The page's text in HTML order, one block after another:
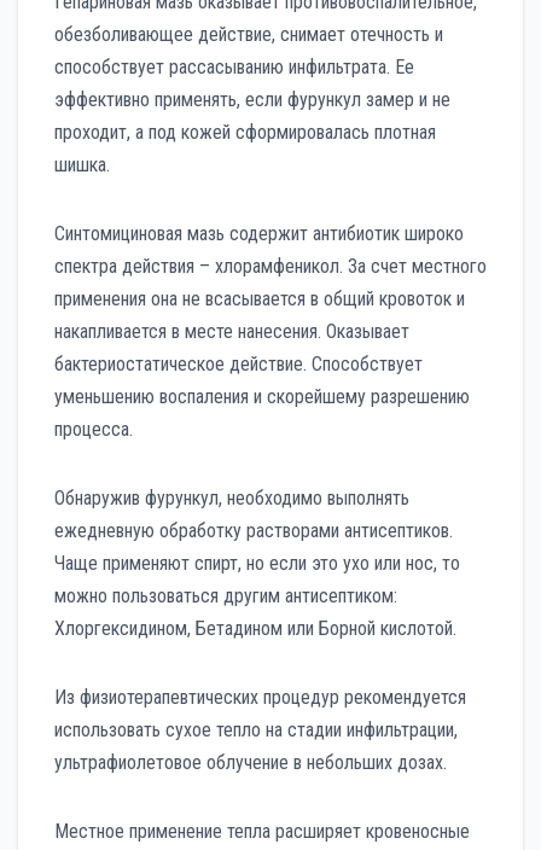
обезболивающее действие, снимает отечность и
способствует рассасыванию инфильтрата. Ее
эффективно применять, если фурункул замер и не
проходит, а под кожей сформировалась плотная
шишка.
Синтомициновая мазь содержит антибиотик широко
спектра действия – хлорамфеникол. За счет местного
применения она не всасывается в общий кровоток и
накапливается в месте нанесения. Оказывает
бактериостатическое действие. Способствует
уменьшению воспаления и скорейшему разрешению
процесса.
Обнаружив фурункул, необходимо выполнять
ежедневную обработку растворами антисептиков.
Чаще применяют спирт, но если это ухо или нос, то
можно пользоваться другим антисептиком:
Хлоргексидином, Бетадином или Борной кислотой.
Из физиотерапевтических процедур рекомендуется
использовать сухое тепло на стадии инфильтрации,
ультрафиолетовое облучение в небольших дозах.
Местное применение тепла расширяет кровеносные